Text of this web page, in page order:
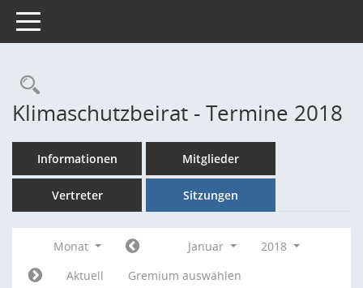
Toggle navigation
Rechercheauswahl
Klimaschutzbeirat - Termine 2018
Informationen Mitglieder
Vertreter Sitzungen
Monat Januar
2018
Aktuell
Gremium auswählen